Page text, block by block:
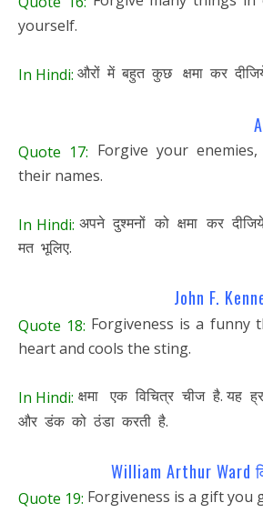
yourself.
In Hindi: औरों में बहुत कुछ क्षमा कर
Quote 17: Forgive your
their names.
In Hindi: अपने दुश्मनों को क्षमा कर
मत भूलिए.
John F.
Quote 18: Forgiveness is a funny
heart and cools the sting.
In Hindi: क्षमा एक विचित्र चीज है. यह
और डंक को ठंडा करती है.
William Arthur Ward
Quote 19: Forgiveness is a gift you